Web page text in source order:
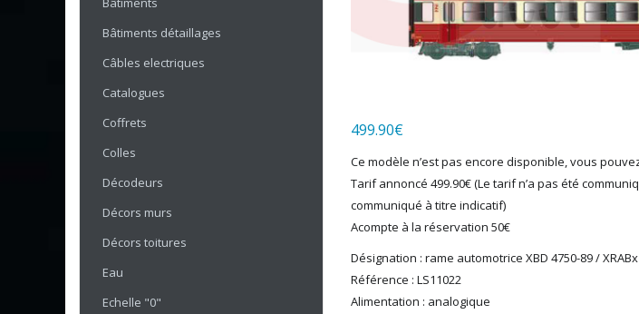
Bâtiments détaillages
Câbles electriques
Catalogues
Coffrets
Colles
Décodeurs
Décors murs
Décors toitures
Eau
Echelle "0"
499.90€
Ce modèle n’est pas encore disponible, vous
Tarif annoncé 499.90€ (Le tarif n’a pas été
communiqué à titre indicatif)
Acompte à la réservation 50€
Désignation : rame automotrice XBD 4750-89 /
Référence : LS11022
Alimentation : analogique